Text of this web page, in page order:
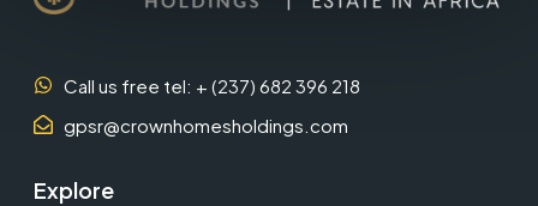
Call us free tel: + (237) 682 396 218
gpsr@crownhomesholdings.com
Explore